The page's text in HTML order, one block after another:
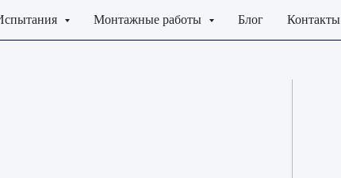
Монтажные работы Блог Контакты